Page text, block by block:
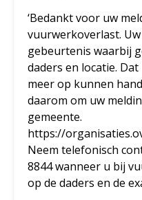
‘Bedankt voor uw
vuurwerkoverlast.
gebeurtenis waarbij
daders en locatie.
meer op kunnen
daarom om uw
gemeente.
https://
Neem telefonisch
8844 wanneer u bij
op de daders en de